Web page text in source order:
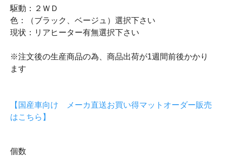
駆動：２ＷＤ
色：（ブラック、ベージュ）選択下さい
現状：リアヒーター有無選択下さい
※注文後の生産商品の為、商品出荷が1週間前後かかり
ます
【国産車向け メーカ直送お買い得マットオーダー販売
はこちら】
個数